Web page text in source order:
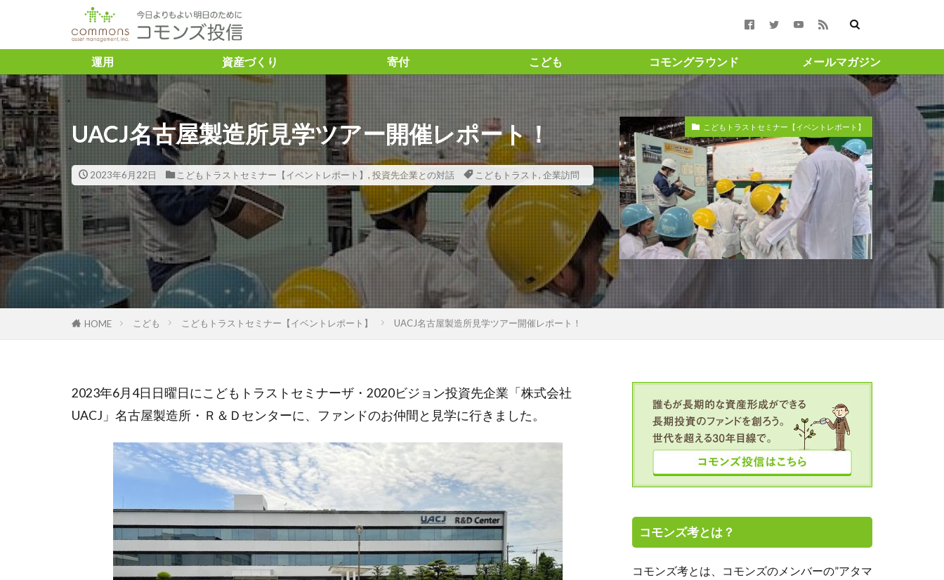
運用 資産づくり 寄付 こども コモングラウンド メールマガジン
UACJ名古屋製造所見学ツアー開催レポート！
2023年6月22日 こどもトラストセミナー【イベントレポート】 , 投資先企業との対話 こどもトラスト, 企業訪問
こどもトラストセミナー【イベントレポート】
HOME こども こどもトラストセミナー【イベントレポート】 UACJ名古屋製造所見学ツアー開催レポート！
2023年6月4日日曜日にこどもトラストセミナーザ・2020ビジョン投資先企業「株式会社
UACJ」名古屋製造所・Ｒ＆Ｄセンターに、ファンドのお仲間と見学に行きました。
コモンズ考とは？
コモンズ考とは、コモンズのメンバーの”アタマ
タグ
「トレーダーふっちー流」の投資指標の見方
＃「と」の力
＃ASVレポート ＃味の素㈱ ＃アミノサイエンス® #企業との対話 #統合レポート #統合報告書 #コモン
ズ投信 #コモンズ30ファンド #長期投資
＃SDGs ＃との力 #BSテレビ東京 ＃日経SDGs2021 ＃コモンズ考、＃渋澤ブログ ＃毎週月曜更新 ＃渋澤健
＃こどもトラスト
#コモンズ30ファンド ＃コモンズ投信
＃コモンズ考える
#企業との対話 ＃信越化学工業 #コモンズ30ファンド ＃コモンズ投信 ＃長期投資
#渋沢栄一
＃渋澤健
＃渋澤健 ＃渋沢栄一 ＃論語と算盤 ＃逗子 ＃映画21世紀の資本 ＃オンラインイベント ＃成長 ＃投
資 ＃豊かさ ＃アミーゴの学校 #amigohouse ＃amigohouse
10年債利回り
1位 2024年問題 21世紀の資本 ５G AERA.dot
amigohouse
Capital
ESG ESG投資 ETF ETIC FM香川 Forbes
GIGAスクール構想
GoTo
hinotori INVEST IWAI Japan Times KADOKAWA
WELgee
well-being WeからMeへ YMCA アナリスト
ありがとう
イノベーター イベントレポート インパクト会計
エーザイ
エスプール
おかねってなぁに？
オンラインイベント
オンラインセミナー オンライン教育
クボタ
クラウドファンディング
グロース グロース投資 グロース株
ごちゃまぜ
こどもトラスト こどもトラストセミナー
コミュニティフリッジ
コモズ投信 コモンズ コモンズ３０ファンド
コモンズ30塾
コモンズSEEDCap
コモンズ投信